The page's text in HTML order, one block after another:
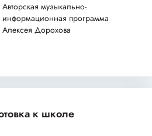
Авторская музыкально-
информационная программа
Алексея Дорохова
к школе